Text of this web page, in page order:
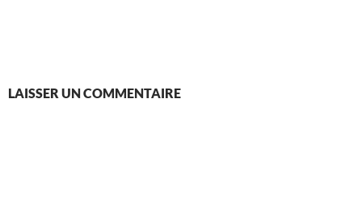
LAISSER UN COMMENTAIRE